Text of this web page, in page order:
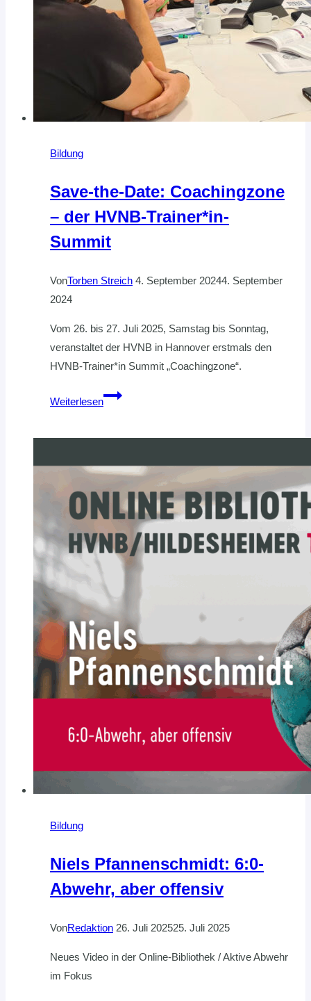
Bildung
Save-the-Date: Coachingzone
– der HVNB-Trainer*in-
Summit
VonTorben Streich 4. September 20244. September
2024
Vom 26. bis 27. Juli 2025, Samstag bis Sonntag,
veranstaltet der HVNB in Hannover erstmals den
HVNB-Trainer*in Summit „Coachingzone“.
Weiterlesen
Save-
–
HVNB-
Trainer*in-
Summit
Bildung
Niels Pfannenschmidt: 6:0-
Abwehr, aber offensiv
VonRedaktion 26. Juli 202525. Juli 2025
Neues Video in der Online-Bibliothek / Aktive Abwehr
im Fokus